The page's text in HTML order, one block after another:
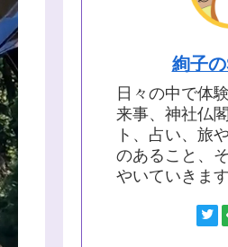
絢子
日々の中で体
来事、神社仏
ト、占い、旅
のあること、
やいていきます